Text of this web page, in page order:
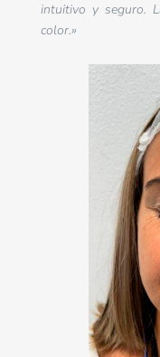
intuitivo y seguro.
color.»